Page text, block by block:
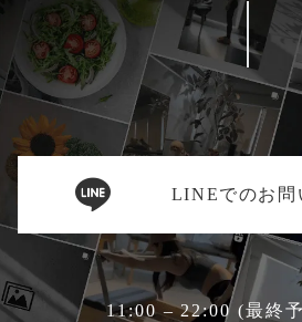
LINEでのお問
11:00 – 22:00 (最終